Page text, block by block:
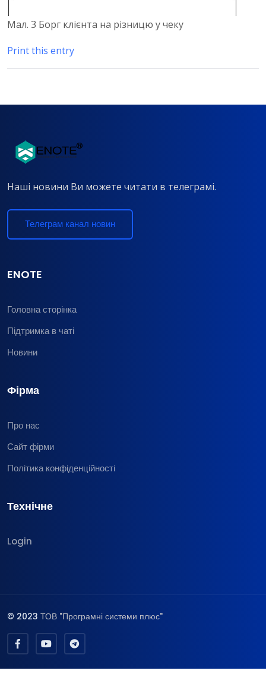
Мал. 3 Борг клієнта на різницю у чеку
Print this entry
Наші новини Ви можете читати в телеграмі.
Телеграм канал новин
ENOTE
Головна сторінка
Підтримка в чаті
Новини
Фірма
Про нас
Сайт фірми
Політика конфіденційності
Технічне
Login
© 2023 ТОВ "Програмні системи плюс"